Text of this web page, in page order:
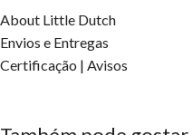
About Little Dutch
Envios e Entregas
Certificação | Avisos